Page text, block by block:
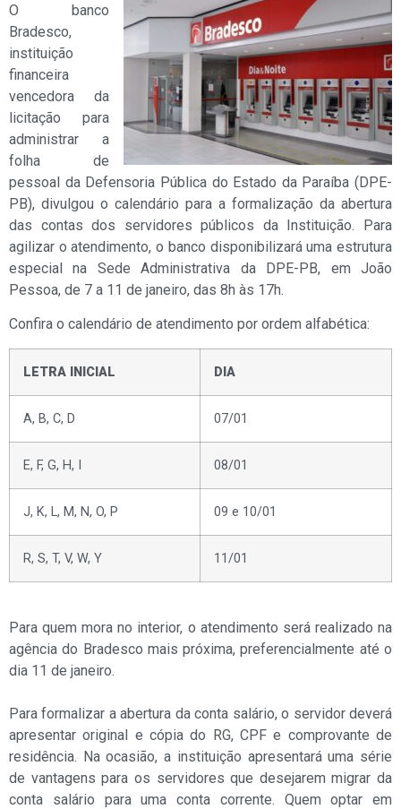
O banco
Bradesco,
instituição
financeira
vencedora da
licitação para
administrar a
folha de
pessoal da Defensoria Pública do Estado da Paraíba (DPE-
PB), divulgou o calendário para a formalização da abertura
das contas dos servidores públicos da Instituição. Para
agilizar o atendimento, o banco disponibilizará uma estrutura
especial na Sede Administrativa da DPE-PB, em João
Pessoa, de 7 a 11 de janeiro, das 8h às 17h.
Confira o calendário de atendimento por ordem alfabética:
LETRA INICIAL DIA
A, B, C, D 07/01
E, F, G, H, I 08/01
J, K, L, M, N, O, P 09 e 10/01
R, S, T, V, W, Y 11/01
Para quem mora no interior, o atendimento será realizado na
agência do Bradesco mais próxima, preferencialmente até o
dia 11 de janeiro.
Para formalizar a abertura da conta salário, o servidor deverá
apresentar original e cópia do RG, CPF e comprovante de
residência. Na ocasião, a instituição apresentará uma série
de vantagens para os servidores que desejarem migrar da
conta salário para uma conta corrente. Quem optar em